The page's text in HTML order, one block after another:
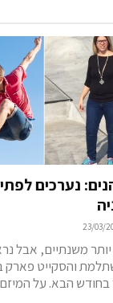
נערכים
23/03/
משנתיים, אבל
והסקייט פארק
הבא. על המיזם